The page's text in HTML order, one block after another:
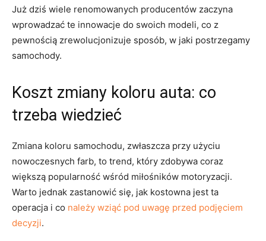
Już dziś wiele renomowanych producentów zaczyna
wprowadzać te innowacje do swoich modeli, co z
pewnością zrewolucjonizuje sposób, w jaki postrzegamy
samochody.
Koszt zmiany koloru auta: co
trzeba wiedzieć
Zmiana koloru samochodu, zwłaszcza przy użyciu
nowoczesnych farb, to trend, który zdobywa coraz
większą popularność wśród miłośników motoryzacji.
Warto jednak zastanowić się, jak kostowna jest ta
operacja i co należy wziąć pod uwagę przed podjęciem
decyzji.